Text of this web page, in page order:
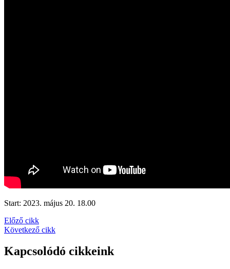
Start: 2023. május 20. 18.00
Előző cikk
Következő cikk
Kapcsolódó cikkeink